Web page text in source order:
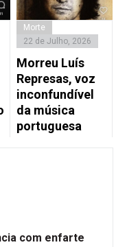
Morte
22 de Julho, 2026
Morreu Luís
Represas, voz
inconfundível
da música
portuguesa
com enfarte